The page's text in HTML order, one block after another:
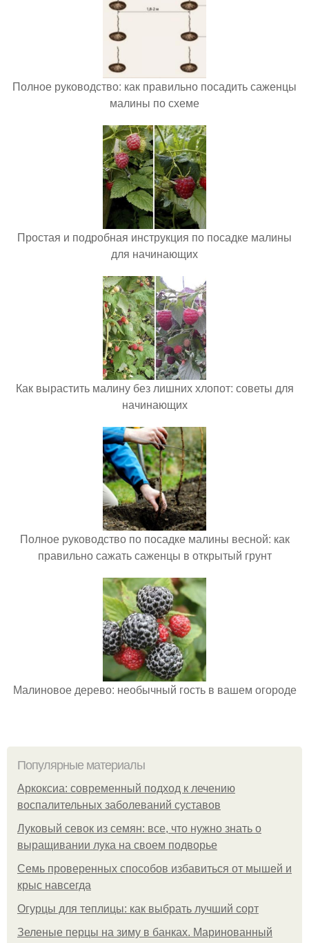
Полное руководство: как правильно посадить саженцы
малины по схеме
Простая и подробная инструкция по посадке малины
для начинающих
Как вырастить малину без лишних хлопот: советы для
начинающих
Полное руководство по посадке малины весной: как
правильно сажать саженцы в открытый грунт
Малиновое дерево: необычный гость в вашем огороде
Популярные материалы
Аркоксиа: современный подход к лечению
воспалительных заболеваний суставов
Луковый севок из семян: все, что нужно знать о
выращивании лука на своем подворье
Семь проверенных способов избавиться от мышей и
крыс навсегда
Огурцы для теплицы: как выбрать лучший сорт
Зеленые перцы на зиму в банках. Маринованный